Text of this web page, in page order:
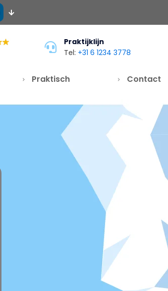
Praktijklijn
Tel: +31 6 1234 3778
Praktisch Contact